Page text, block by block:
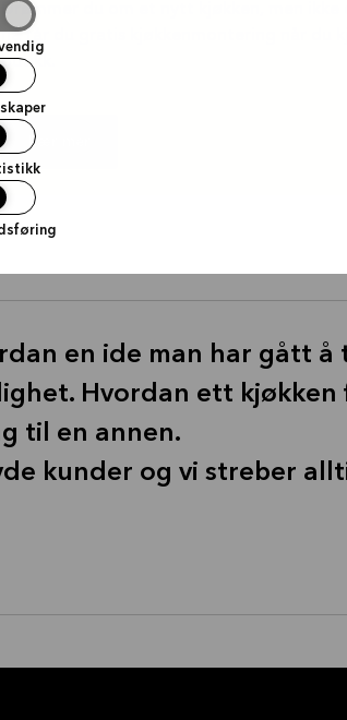
Drømmer du om et nytt kjøkken, men
nå får du gratis kjøkkenmontering når du
butikk.
Lær mer
en ide man har gått å
Hvordan ett kjøkken
til en annen.
kunder og vi streber